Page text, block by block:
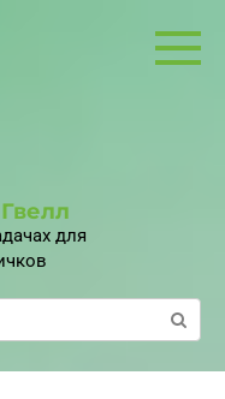
для